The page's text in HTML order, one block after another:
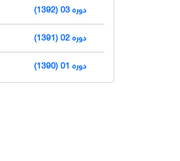
دوره 03 (1392)
دوره 02 (1391)
دوره 01 (1390)